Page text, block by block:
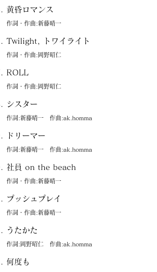
黄昏ロマンス
作詞・作曲:新藤晴一
Twilight, トワイライト
作詞・作曲:岡野昭仁
ROLL
作詞・作曲:岡野昭仁
シスター
作詞:新藤晴一 作曲:ak.homma
ドリーマー
作詞:新藤晴一 作曲:ak.homma
社員 on the beach
作詞・作曲:新藤晴一
プッシュプレイ
作詞・作曲:新藤晴一
うたかた
作詞:岡野昭仁 作曲:ak.homma
何度も